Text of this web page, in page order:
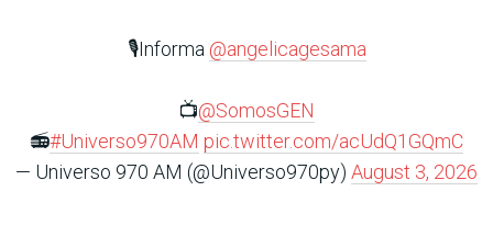
🎙️Informa @angelicagesama
📺@SomosGEN
📻#Universo970AM pic.twitter.com/acUdQ1GQmC
— Universo 970 AM (@Universo970py) August 3, 2026